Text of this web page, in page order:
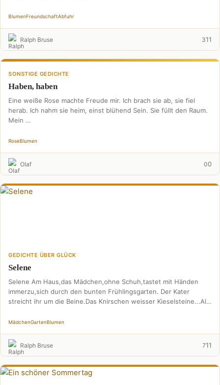
BlumenFreundschaftAbfuhr
Ralph Bruse 311
SONSTIGE GEDICHTE
Haben, haben
Eine weiße Rose machte Freude mir. Ich brach sie ab, sie fiel
herab. Ich nahm sie heim, einst blühend Sein. Sie füllt den Raum.
Mein …
RoseBlumen
Olaf 00
GEDICHTE ÜBER GLÜCK
Selene
Selene Am Haus,das Mädchen,ohne Schuh,tastet mit Händen
immerzu,sich durch den bunten Frühlingsgarten. Der Kater
streicht ihr um die Beine.Das Knirschen weisser Kieselsteine...Als
MädchenGartenBlumen
Ralph Bruse 711